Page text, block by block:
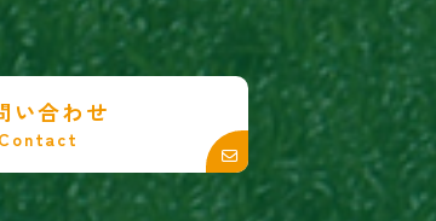
い合わせ
Contact